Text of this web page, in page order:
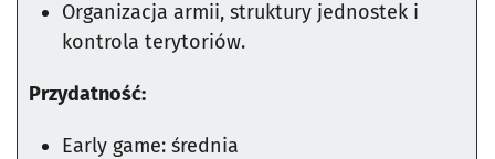
Organizacja armii, struktury jednostek i
kontrola terytoriów.
Przydatność:
Early game: średnia